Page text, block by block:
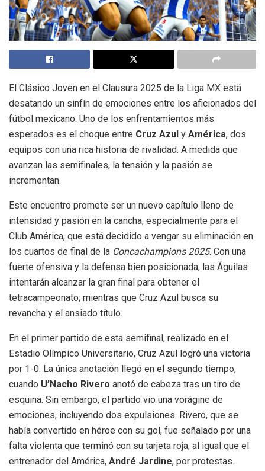
El Clásico Joven en el Clausura 2025 de la Liga MX está
desatando un sinfín de emociones entre los aficionados del
fútbol mexicano. Uno de los enfrentamientos más
esperados es el choque entre Cruz Azul y América, dos
equipos con una rica historia de rivalidad. A medida que
avanzan las semifinales, la tensión y la pasión se
incrementan.
Este encuentro promete ser un nuevo capítulo lleno de
intensidad y pasión en la cancha, especialmente para el
Club América, que está decidido a vengar su eliminación en
los cuartos de final de la Concachampions 2025. Con una
fuerte ofensiva y la defensa bien posicionada, las Águilas
intentarán alcanzar la gran final para obtener el
tetracampeonato; mientras que Cruz Azul busca su
revancha y el ansiado título.
En el primer partido de esta semifinal, realizado en el
Estadio Olímpico Universitario, Cruz Azul logró una victoria
por 1-0. La única anotación llegó en el segundo tiempo,
cuando U’Nacho Rivero anotó de cabeza tras un tiro de
esquina. Sin embargo, el partido vio una vorágine de
emociones, incluyendo dos expulsiones. Rivero, que se
había convertido en héroe con su gol, fue señalado por una
falta violenta que terminó con su tarjeta roja, al igual que el
entrenador del América, André Jardine, por protestas.